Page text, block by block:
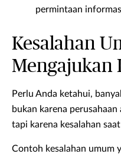
permintaan
Kesalahan
Mengajukan
Perlu Anda ketahui,
bukan karena
tapi karena kesalahan
Contoh kesalahan umum